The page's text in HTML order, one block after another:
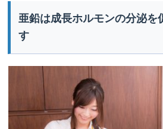
亜鉛は成長ホルモンの分泌を
す